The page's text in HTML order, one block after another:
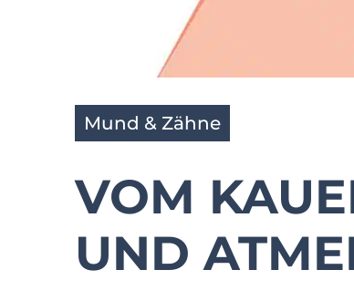
Mund & Zähne
VOM
UND